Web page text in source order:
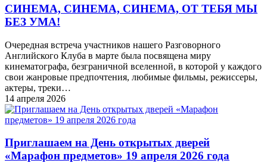
СИНЕМА, СИНЕМА, СИНЕМА, ОТ ТЕБЯ МЫ
БЕЗ УМА!
Очередная встреча участников нашего Разговорного
Английского Клуба в марте была посвящена миру
кинематографа, безграничной вселенной, в которой у каждого
свои жанровые предпочтения, любимые фильмы, режиссеры,
актеры, треки…
14 апреля 2026
Приглашаем на День открытых дверей
«Марафон предметов» 19 апреля 2026 года